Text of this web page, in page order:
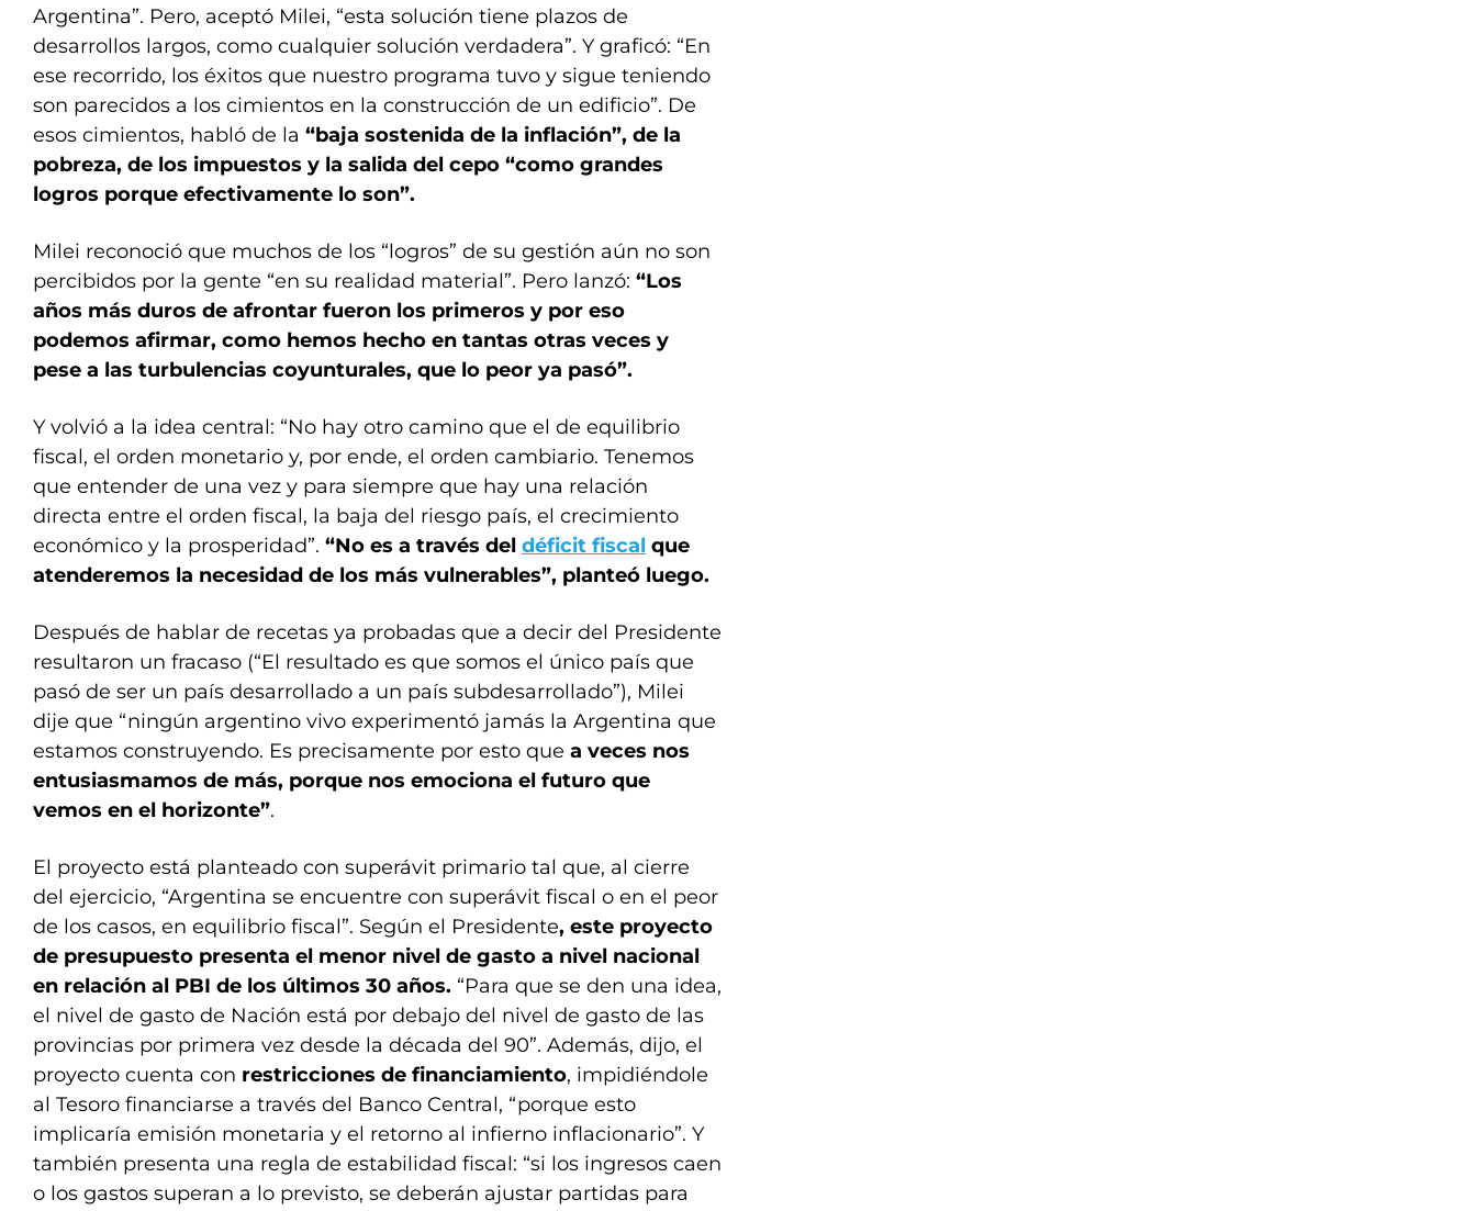
Argentina”. Pero, aceptó Milei, “esta solución tiene plazos de
desarrollos largos, como cualquier solución verdadera”. Y graficó: “En
ese recorrido, los éxitos que nuestro programa tuvo y sigue teniendo
son parecidos a los cimientos en la construcción de un edificio”. De
esos cimientos, habló de la “baja sostenida de la inflación”, de la
pobreza, de los impuestos y la salida del cepo “como grandes
logros porque efectivamente lo son”.
Milei reconoció que muchos de los “logros” de su gestión aún no son
percibidos por la gente “en su realidad material”. Pero lanzó: “Los
años más duros de afrontar fueron los primeros y por eso
podemos afirmar, como hemos hecho en tantas otras veces y
pese a las turbulencias coyunturales, que lo peor ya pasó”.
Y volvió a la idea central: “No hay otro camino que el de equilibrio
fiscal, el orden monetario y, por ende, el orden cambiario. Tenemos
que entender de una vez y para siempre que hay una relación
directa entre el orden fiscal, la baja del riesgo país, el crecimiento
económico y la prosperidad”. “No es a través del déficit fiscal que
atenderemos la necesidad de los más vulnerables”, planteó luego.
Después de hablar de recetas ya probadas que a decir del Presidente
resultaron un fracaso (“El resultado es que somos el único país que
pasó de ser un país desarrollado a un país subdesarrollado”), Milei
dije que “ningún argentino vivo experimentó jamás la Argentina que
estamos construyendo. Es precisamente por esto que a veces nos
entusiasmamos de más, porque nos emociona el futuro que
vemos en el horizonte”.
El proyecto está planteado con superávit primario tal que, al cierre
del ejercicio, “Argentina se encuentre con superávit fiscal o en el peor
de los casos, en equilibrio fiscal”. Según el Presidente, este proyecto
de presupuesto presenta el menor nivel de gasto a nivel nacional
en relación al PBI de los últimos 30 años. “Para que se den una idea,
el nivel de gasto de Nación está por debajo del nivel de gasto de las
provincias por primera vez desde la década del 90”. Además, dijo, el
proyecto cuenta con restricciones de financiamiento, impidiéndole
al Tesoro financiarse a través del Banco Central, “porque esto
implicaría emisión monetaria y el retorno al infierno inflacionario”. Y
también presenta una regla de estabilidad fiscal: “si los ingresos caen
o los gastos superan a lo previsto, se deberán ajustar partidas para